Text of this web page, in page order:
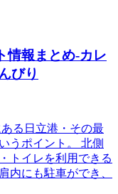
情報まとめ-カレ
びり
る日立港・その最
うポイント。 北側
トイレを利用できる
内にも駐車ができ、